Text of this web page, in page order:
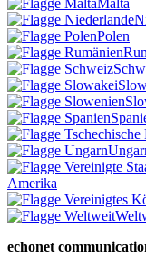
Malta
Polen
Amerika
echonet